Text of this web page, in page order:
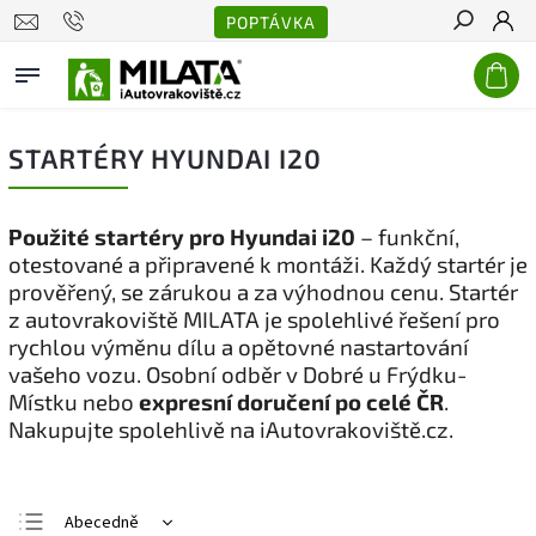
POPTÁVKA
Hledat
STARTÉRY HYUNDAI I20
Použité startéry pro Hyundai i20 – funkční,
otestované a připravené k montáži. Každý startér je
prověřený, se zárukou a za výhodnou cenu. Startér
z autovrakoviště MILATA je spolehlivé řešení pro
rychlou výměnu dílu a opětovné nastartování
vašeho vozu. Osobní odběr v Dobré u Frýdku-
Místku nebo expresní doručení po celé ČR.
Nakupujte spolehlivě na iAutovrakoviště.cz.
Abecedně